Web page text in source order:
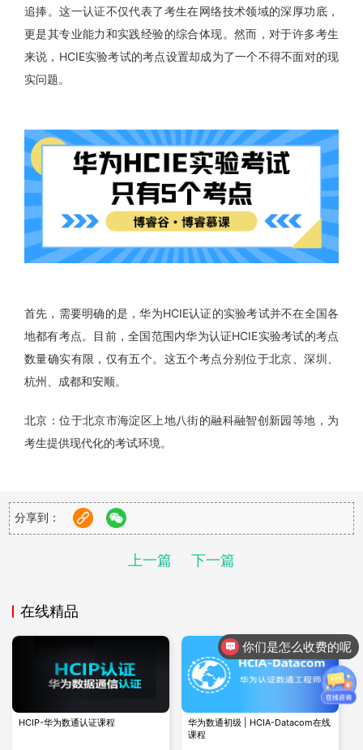
追捧。这一认证不仅代表了考生在网络技术领域的深厚功底，
更是其专业能力和实践经验的综合体现。然而，对于许多考生
来说，HCIE实验考试的考点设置却成为了一个不得不面对的现
实问题。
首先，需要明确的是，华为HCIE认证的实验考试并不在全国各
地都有考点。目前，全国范围内华为认证HCIE实验考试的考点
数量确实有限，仅有五个。这五个考点分别位于北京、深圳、
杭州、成都和安顺。
北京：位于北京市海淀区上地八街的融科融智创新园等地，为
考生提供现代化的考试环境。
杭州：位于杭州市滨江区六和路的华为杭州培训中心，是考生
展示专业技能的理想场所。
成都：在成都高新西区西源大道的华为成都研究所内，设有专
安顺（贵安）：考点城市为安顺，考点地址为贵州省-安顺市-
对于考生来说，选择就近的考点参加考试无疑是一个明智的选
择。这不仅可以减少旅途劳顿，降低考试压力，还能让考生更
加专注于考试本身，提高通过率。然而，由于考点数量有限，
考生在选择考点时也需要考虑一些实际问题。比如，一些考生
分享到：
上一篇 下一篇
在线精品
HCIP-华为数通认证课程
华为数通初级 | HCIA-Datacom在线
课程
你们是怎么收费的呢
现在有优惠活动吗